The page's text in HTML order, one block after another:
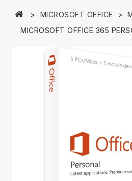
MICROSOFT OFFICE
MICROSOFT OFFICE 365